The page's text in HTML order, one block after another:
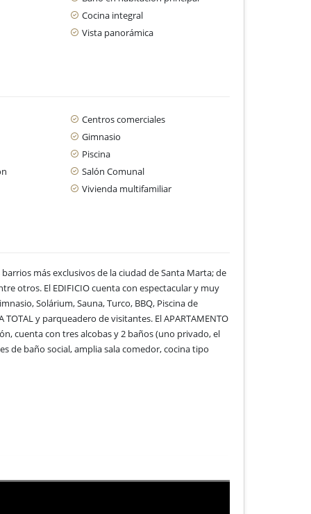
Cocina integral
Vista panorámica
Centros comerciales
Gimnasio
Piscina
Salón Comunal
Vivienda multifamiliar
más exclusivos de la ciudad de Santa Marta; de
otros. El EDIFICIO cuenta con espectacular y muy
Solárium, Sauna, Turco, BBQ, Piscina de
y parqueadero de visitantes. El APARTAMENTO
cuenta con tres alcobas y 2 baños (uno privado, el
de baño social, amplia sala comedor, cocina tipo